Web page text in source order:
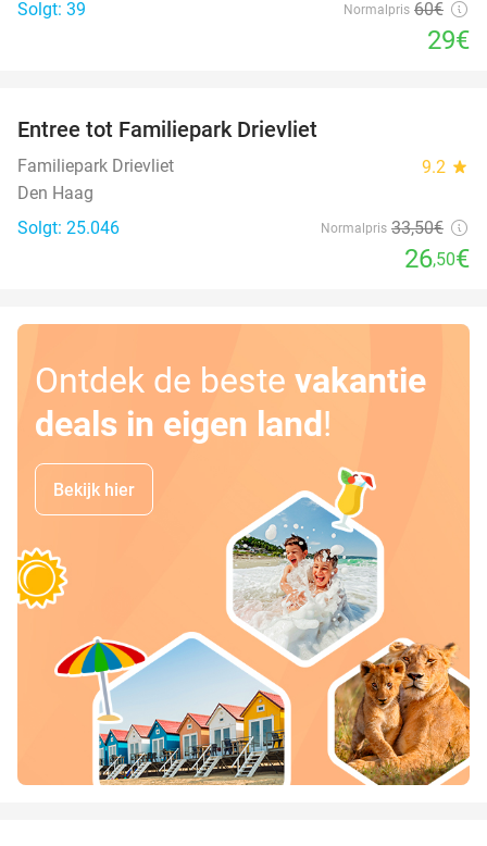
Solgt: 39
Normalpris 60€
29€
Entree tot Familiepark Drievliet
Familiepark Drievliet 9.2 star
Den Haag
Solgt: 25.046
Normalpris 33,50€
26,50€
Ontdek de beste vakantie
deals in eigen land!
Bekijk hier